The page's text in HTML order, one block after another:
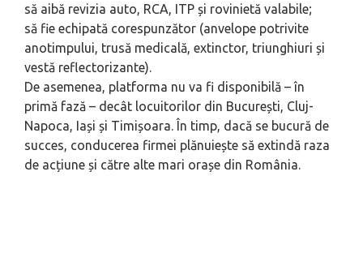
să aibă revizia auto, RCA, ITP și rovinietă valabile;
să fie echipată corespunzător (anvelope potrivite
anotimpului, trusă medicală, extinctor, triunghiuri și
vestă reflectorizante).
De asemenea, platforma nu va fi disponibilă – în
primă fază – decât locuitorilor din București, Cluj-
Napoca, Iași și Timișoara. În timp, dacă se bucură de
succes, conducerea firmei plănuiește să extindă raza
de acțiune și către alte mari orașe din România.